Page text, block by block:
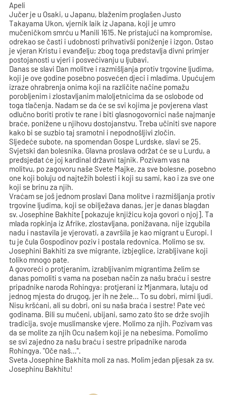
Apeli
Jučer je u Osaki, u Japanu, blaženim proglašen Justo
Takayama Ukon, vjernik laik iz Japana, koji je umro
mučeničkom smrću u Manili 1615. Ne pristajući na kompromise,
odrekao se časti i udobnosti prihvativši poniženje i izgon. Ostao
je vjeran Kristu i evanđelju; zbog toga predstavlja divni primjer
postojanosti u vjeri i posvećivanju u ljubavi.
Danas se slavi Dan molitve i razmišljanja protiv trgovine ljudima,
koji je ove godine posebno posvećen djeci i mladima. Upućujem
izraze ohrabrenja onima koji na različite načine pomažu
porobljenim i zlostavljanim maloljetnicima da se oslobode od
toga tlačenja. Nadam se da će se svi kojima je povjerena vlast
odlučno boriti protiv te rane i biti glasnogovornici naše najmanje
braće, ponižene u njihovu dostojanstvu. Treba učiniti sve napore
kako bi se suzbio taj sramotni i nepodnošljivi zločin.
Sljedeće subote, na spomendan Gospe Lurdske, slavi se 25.
Svjetski dan bolesnika. Glavna proslava održat će se u Lurdu, a
predsjedat će joj kardinal državni tajnik. Pozivam vas na
molitvu, po zagovoru naše Svete Majke, za sve bolesne, posebno
one koji boluju od najtežih bolesti i koji su sami, kao i za sve one
koji se brinu za njih.
Vraćam se još jednom proslavi Dana molitve i razmišljanja protiv
trgovine ljudima, koji se obilježava danas, jer je danas blagdan
sv. Josephine Bakhite [pokazuje knjižicu koja govori o njoj]. Ta
mlada ropkinja iz Afrike, zlostavljana, ponižavana, nije izgubila
nadu i nastavila je vjerovati, a završila je kao migrant u Europi. I
tu je čula Gospodinov poziv i postala redovnica. Molimo se sv.
Josephini Bakhiti za sve migrante, izbjeglice, izrabljivane koji
toliko mnogo pate.
A govoreći o protjeranim, izrabljivanim migrantima želim se
danas pomoliti s vama na poseban način za našu braću i sestre
pripadnike naroda Rohingya: protjerani iz Mjanmara, lutaju od
jednog mjesta do drugog, jer ih ne žele... To su dobri, mirni ljudi.
Nisu kršćani, ali su dobri, oni su naša braća i sestre! Pate već
godinama. Bili su mučeni, ubijani, samo zato što se drže svojih
tradicija, svoje muslimanske vjere. Molimo za njih. Pozivam vas
da se molite za njih Ocu našem koji je na nebesima. Pomolimo
se svi zajedno za našu braću i sestre pripadnike naroda
Rohingya. "Oče naš…".
Sveta Josephine Bakhita moli za nas. Molim jedan pljesak za sv.
Josephinu Bakhitu!